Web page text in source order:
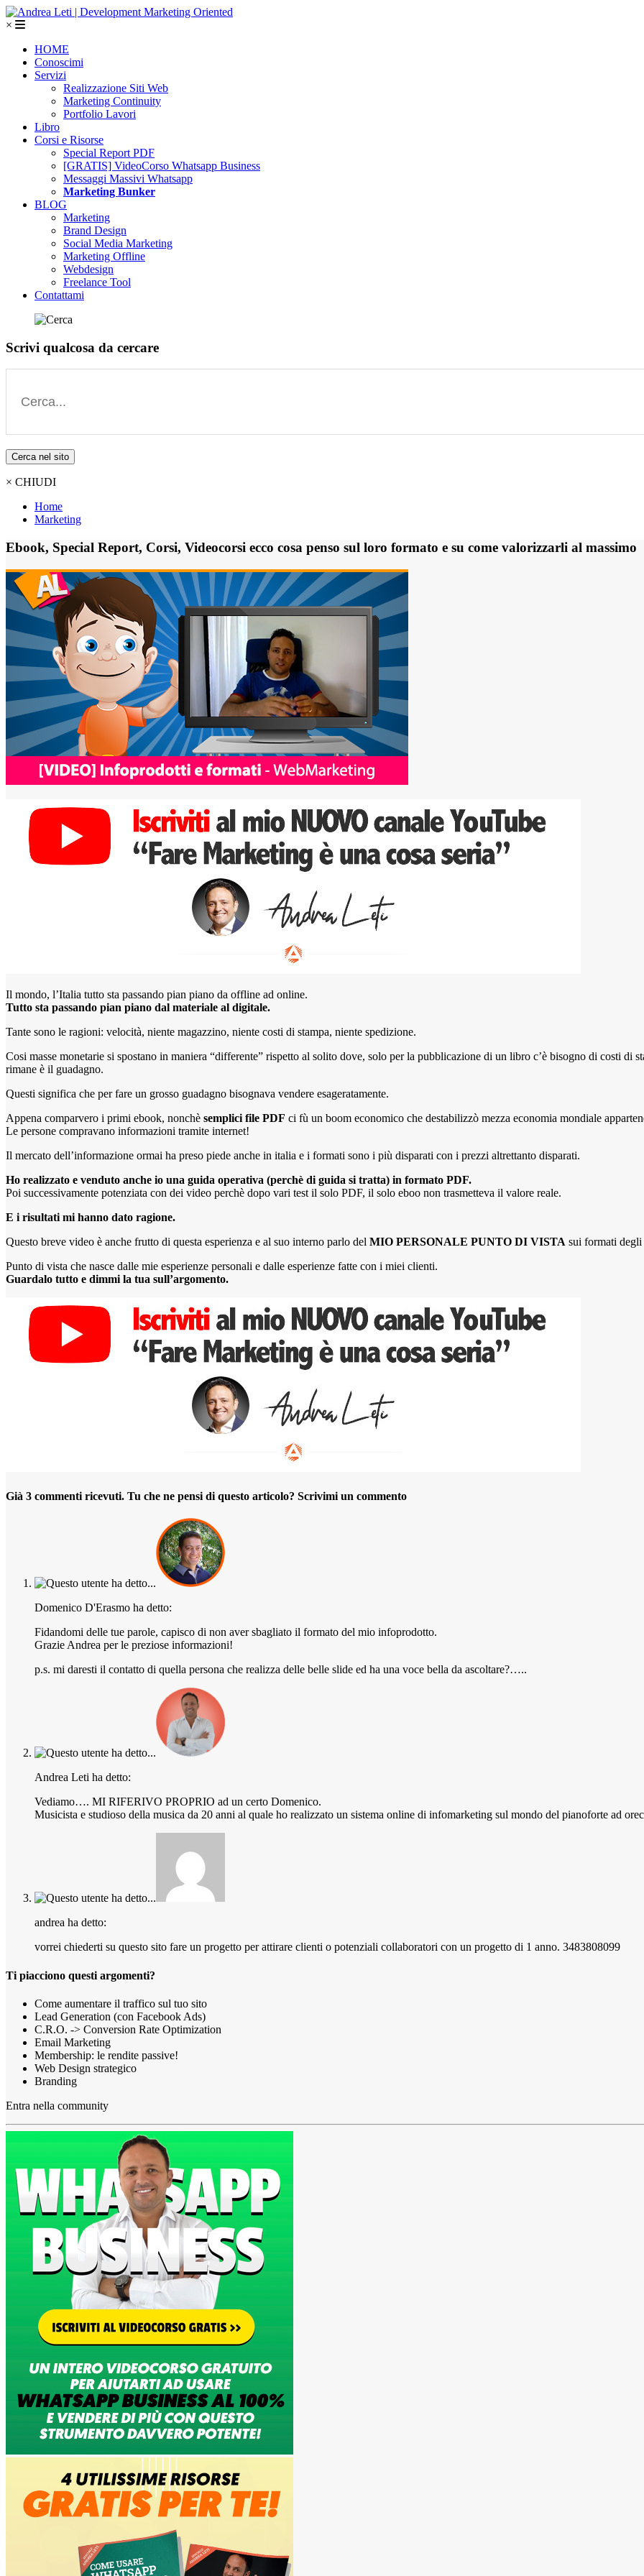
×
HOME
Conoscimi
Servizi
Realizzazione Siti Web
Marketing Continuity
Portfolio Lavori
Libro
Corsi e Risorse
Special Report PDF
[GRATIS] VideoCorso Whatsapp Business
Messaggi Massivi Whatsapp
Marketing Bunker
BLOG
Marketing
Brand Design
Social Media Marketing
Marketing Offline
Webdesign
Freelance Tool
Contattami
Scrivi qualcosa da cercare
Cerca nel sito
× CHIUDI
Home
Marketing
Ebook, Special Report, Corsi, Videocorsi ecco cosa penso sul loro formato e su come valorizzarli al massimo
Il mondo, l’Italia tutto sta passando pian piano da offline ad online.
Tutto sta passando pian piano dal materiale al digitale.
Tante sono le ragioni: velocità, niente magazzino, niente costi di stampa, niente spedizione.
Cosi masse monetarie si spostano in maniera “differente” rispetto al solito dove, solo per la pubblicazione di un libro c’è bisogno di costi di
rimane è il guadagno.
Questi significa che per fare un grosso guadagno bisognava vendere esageratamente.
Appena comparvero i primi ebook, nonchè semplici file PDF ci fù un boom economico che destabilizzò mezza economia mondiale
Le persone compravano informazioni tramite internet!
Il mercato dell’informazione ormai ha preso piede anche in italia e i formati sono i più disparati con i prezzi altrettanto disparati.
Ho realizzato e venduto anche io una guida operativa (perchè di guida si tratta) in formato PDF.
Poi successivamente potenziata con dei video perchè dopo vari test il solo PDF, il solo eboo non trasmetteva il valore reale.
E i risultati mi hanno dato ragione.
Questo breve video è anche frutto di questa esperienza e al suo interno parlo del MIO PERSONALE PUNTO DI VISTA sui formati
Punto di vista che nasce dalle mie esperienze personali e dalle esperienze fatte con i miei clienti.
Guardalo tutto e dimmi la tua sull’argomento.
Già 3 commenti ricevuti. Tu che ne pensi di questo articolo? Scrivimi un commento
Domenico D'Erasmo ha detto:
Fidandomi delle tue parole, capisco di non aver sbagliato il formato del mio infoprodotto.
Grazie Andrea per le preziose informazioni!
p.s. mi daresti il contatto di quella persona che realizza delle belle slide ed ha una voce bella da ascoltare?…..
Andrea Leti ha detto:
Vediamo…. MI RIFERIVO PROPRIO ad un certo Domenico.
Musicista e studioso della musica da 20 anni al quale ho realizzato un sistema online di infomarketing sul mondo del pianoforte ad
andrea ha detto:
vorrei chiederti su questo sito fare un progetto per attirare clienti o potenziali collaboratori con un progetto di 1 anno. 3483808099
Ti piacciono questi argomenti?
Come aumentare il traffico sul tuo sito
Lead Generation (con Facebook Ads)
C.R.O. -> Conversion Rate Optimization
Email Marketing
Membership: le rendite passive!
Web Design strategico
Branding
Entra nella community